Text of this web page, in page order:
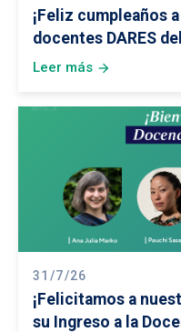
¡Feliz cumpleaños
docentes DARES
Leer más arrow_forward
31/7/26
¡Felicitamos a
su Ingreso a la